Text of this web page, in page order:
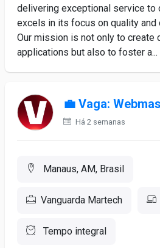
delivering exceptional service to
excels in its focus on quality
Our mission is not only to create
applications but also to foster a...
💼 Vaga:
Há 2 semanas
Manaus, AM, Brasil
Vanguarda Martech
Tempo integral